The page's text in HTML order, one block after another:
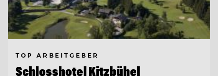
TOP ARBEITGEBER
Schlosshotel Kitzbühel